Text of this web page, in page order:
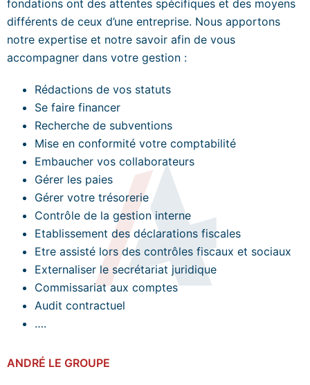
fondations ont des attentes spécifiques et des moyens
différents de ceux d’une entreprise. Nous apportons
notre expertise et notre savoir afin de vous
accompagner dans votre gestion :
Rédactions de vos statuts
Se faire financer
Recherche de subventions
Mise en conformité votre comptabilité
Embaucher vos collaborateurs
Gérer les paies
Gérer votre trésorerie
Contrôle de la gestion interne
Etablissement des déclarations fiscales
Etre assisté lors des contrôles fiscaux et sociaux
Externaliser le secrétariat juridique
Commissariat aux comptes
Audit contractuel
….
ANDRÉ LE GROUPE